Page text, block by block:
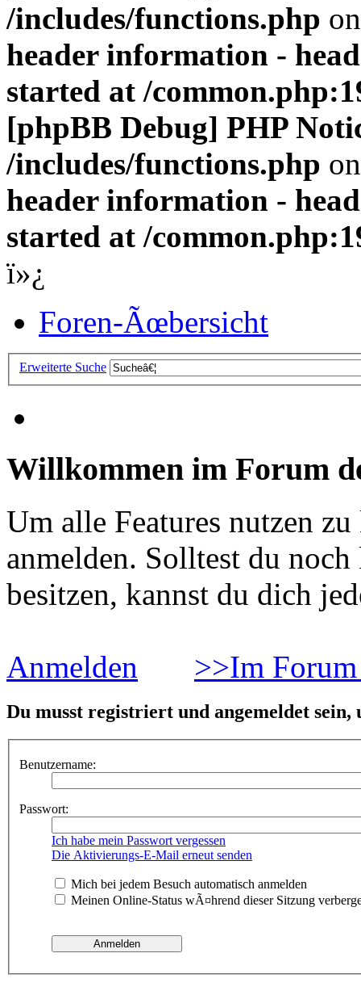
/includes/functions.php
header information -
started at /
[phpBB Debug] PHP
/includes/functions.php
header information -
started at /
ï»¿
Foren-Ãœbersicht
Erweiterte Suche
Willkommen im Forum
Um alle Features nutzen
anmelden. Solltest du
besitzen, kannst du dich
Anmelden >>Im
Du musst registriert und angemeldet
Benutzername:
Passwort:
Ich habe mein Passwort vergessen
Die Aktivierungs-E-Mail erneut senden
Mich bei jedem Besuch automatisch anmelden
Meinen Online-Status wÃ¤hrend dieser Sitzung